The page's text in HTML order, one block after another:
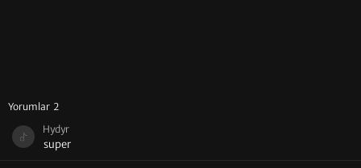
Yorumlar 2
Hydyr
super